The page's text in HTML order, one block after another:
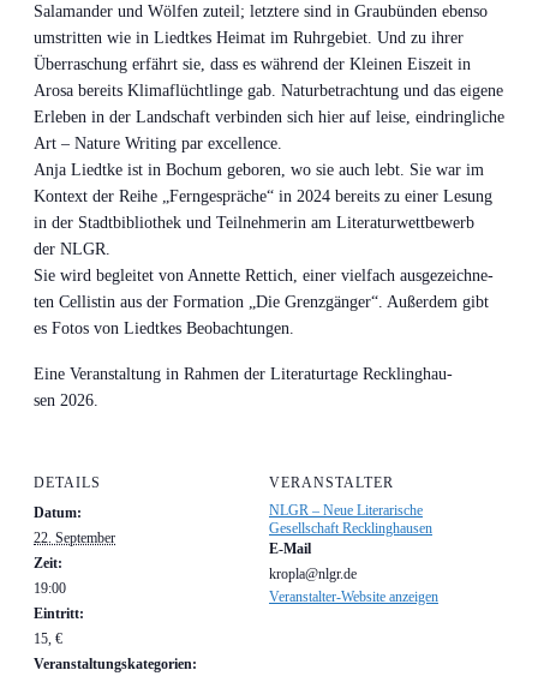
Sala­man­der und Wöl­fen zuteil; letz­te­re sind in Grau­bün­den eben­so
umstrit­ten wie in Liedt­kes Hei­mat im Ruhr­ge­biet. Und zu ihrer
Über­ra­schung erfährt sie, dass es wäh­rend der Klei­nen Eis­zeit in
Aro­sa bereits Kli­ma­flücht­lin­ge gab. Natur­be­trach­tung und das eige­ne
Erle­ben in der Land­schaft ver­bin­den sich hier auf lei­se, ein­dring­li­che
Art – Natu­re Wri­ting par excellence.
Anja Liedt­ke ist in Bochum gebo­ren, wo sie auch lebt. Sie war im
Kon­text der Rei­he „Fern­ge­sprä­che“ in 2024 bereits zu einer Lesung
in der Stadt­bi­blio­thek und Teil­neh­me­rin am Lite­ra­tur­wett­be­werb
der NLGR.
Sie wird beglei­tet von Annet­te Ret­tich, einer viel­fach aus­ge­zeich­ne­
ten Cel­lis­tin aus der For­ma­ti­on „Die Grenz­gän­ger“. Außer­dem gibt
es Fotos von Liedt­kes Beobachtungen.
Eine Ver­an­stal­tung in Rah­men der Lite­ra­tur­ta­ge Reck­ling­hau­
sen 2026.
DETAILS
Datum:
22. September
Zeit:
19:00
Eintritt:
15, €
Veranstaltungskategorien:
VERANSTALTER
NLGR – Neue Literarische
Gesellschaft Recklinghausen
E-Mail
kropla@nlgr.de
Veranstalter-Website anzeigen